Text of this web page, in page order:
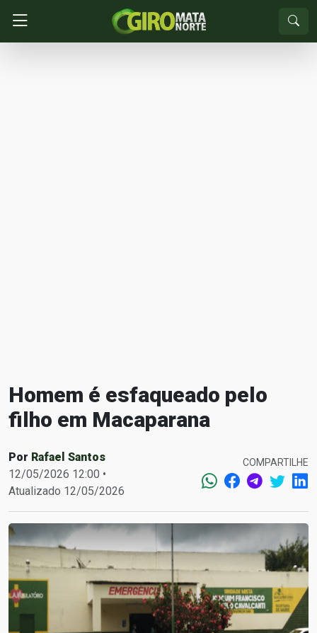
Homem é esfaqueado pelo
filho em Macaparana
Por Rafael Santos
12/05/2026 12:00 •
Atualizado 12/05/2026
COMPARTILHE